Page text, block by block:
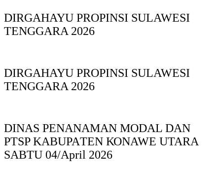
DIRGAHAYU PROPINSI SULAWESI
TENGGARA 2026
DIRGAHAYU PROPINSI SULAWESI
TENGGARA 2026
DINAS PΕΝΑΝΑΜAN MODAL DAN
PTSP KABUPAΤΕΝ ΚΟNAWE UTARA
SABTU 04/April 2026